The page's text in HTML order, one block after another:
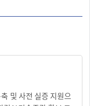
및 사전 실증 지원으